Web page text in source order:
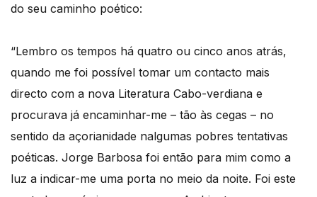
do seu caminho poético:
“Lembro os tempos há quatro ou cinco anos atrás,
quando me foi possível tomar um contacto mais
directo com a nova Literatura Cabo-verdiana e
procurava já encaminhar-me – tão às cegas – no
sentido da açorianidade nalgumas pobres tentativas
poéticas. Jorge Barbosa foi então para mim como a
luz a indicar-me uma porta no meio da noite. Foi este